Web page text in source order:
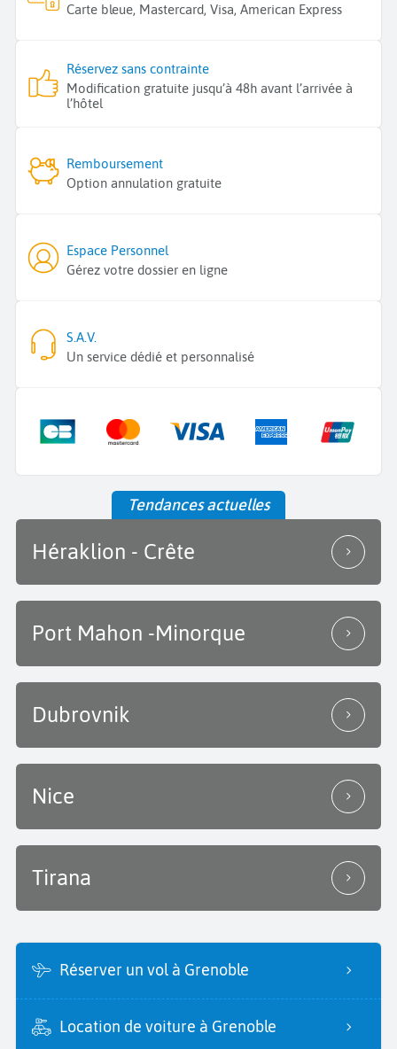
Carte bleue, Mastercard, Visa, American Express
Réservez sans contrainte
Modification gratuite jusqu’à 48h avant l’arrivée à
l’hôtel
Remboursement
Option annulation gratuite
Espace Personnel
Gérez votre dossier en ligne
S.A.V.
Un service dédié et personnalisé
Tendances actuelles
Héraklion - Crête
Port Mahon -Minorque
Dubrovnik
Nice
Tirana
Réserver un vol à Grenoble
Location de voiture à Grenoble